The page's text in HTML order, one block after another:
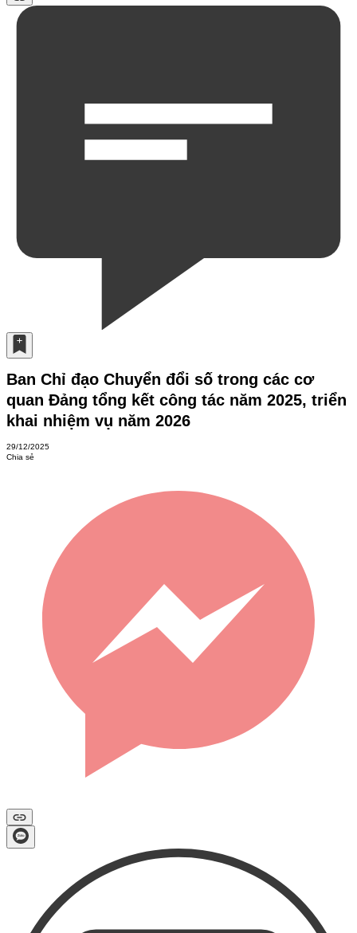
Ban Chỉ đạo Chuyển đổi số trong các cơ
quan Đảng tổng kết công tác năm 2025, triển
khai nhiệm vụ năm 2026
29/12/2025
Chia sẻ